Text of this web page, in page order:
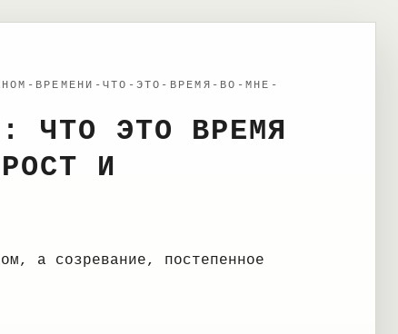
ВРЕМЕНИ-ЧТО-ЭТО-ВРЕМЯ-ВО-МНЕ-
ЧТО ЭТО ВРЕМЯ
И
а созревание, постепенное